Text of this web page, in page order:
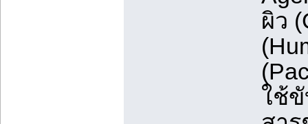
ผิว
ใช้ขั